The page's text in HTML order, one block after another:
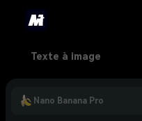
Texte à image
Nano Banana Pro